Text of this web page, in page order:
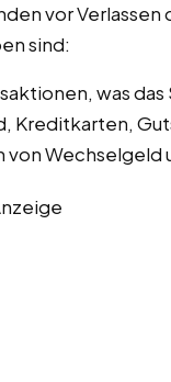
vor Verlassen
sind:
was das
Kreditkarten,
Wechselgeld